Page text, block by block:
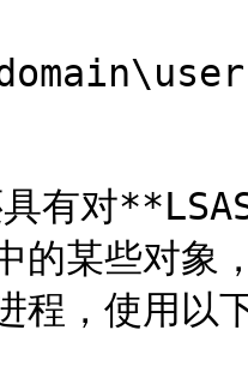
有对
的某些对象
程，使用以